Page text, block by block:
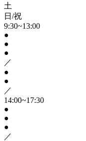
土
日/祝
9:30~13:00
●
●
●
／
●
●
／
14:00~17:30
●
●
●
／